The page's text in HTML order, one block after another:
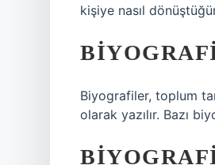
kişiye nasıl
Biyografiler, toplum
olarak yazılır. Bazı